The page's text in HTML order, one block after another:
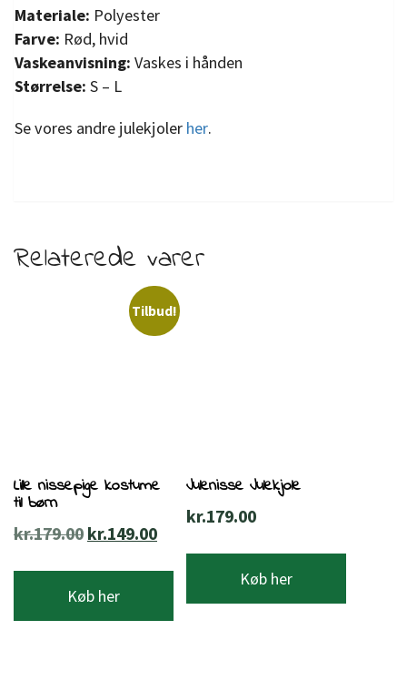
Materiale: Polyester
Farve: Rød, hvid
Vaskeanvisning: Vaskes i hånden
Størrelse: S – L
Se vores andre julekjoler her.
Relaterede varer
Tilbud!
Lille nissepige kostume
til børn
kr.179.00 Den
var:
kr.149.00Den
aktuelle
Køb her
Julenisse Julekjole
kr.179.00
Køb her